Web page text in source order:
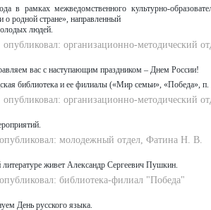
рамках межведомственного культурно-
родной стране», направленный
людей.
организационно-методический
вас с наступающим праздником – Днем России!
библиотека и ее филиалы («Мир семьи», «Победа», п.
организационно-методический
молодежный отдел, Фатина Н. В.
литературе живет Александр Сергеевич Пушкин.
библиотека-филиал "Победа"
День русского языка.